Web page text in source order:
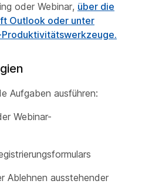
oder Webinar, über die
Outlook oder unter
Aufgaben ausführen:
Webinar-
Ablehnen ausstehender